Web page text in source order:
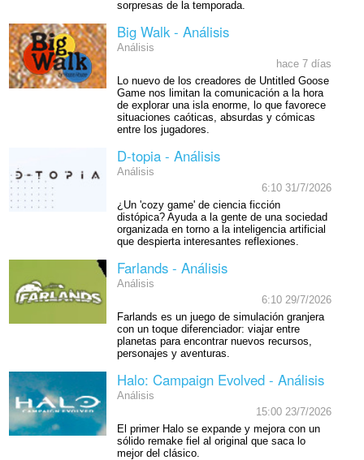
sorpresas de la temporada.
Big Walk - Análisis
Análisis
hace 7 días
Lo nuevo de los creadores de Untitled Goose
Game nos limitan la comunicación a la hora
de explorar una isla enorme, lo que favorece
situaciones caóticas, absurdas y cómicas
entre los jugadores.
D-topia - Análisis
Análisis
6:10 31/7/2026
¿Un 'cozy game' de ciencia ficción
distópica? Ayuda a la gente de una sociedad
organizada en torno a la inteligencia artificial
que despierta interesantes reflexiones.
Farlands - Análisis
Análisis
6:10 29/7/2026
Farlands es un juego de simulación granjera
con un toque diferenciador: viajar entre
planetas para encontrar nuevos recursos,
personajes y aventuras.
Halo: Campaign Evolved - Análisis
Análisis
15:00 23/7/2026
El primer Halo se expande y mejora con un
sólido remake fiel al original que saca lo
mejor del clásico.